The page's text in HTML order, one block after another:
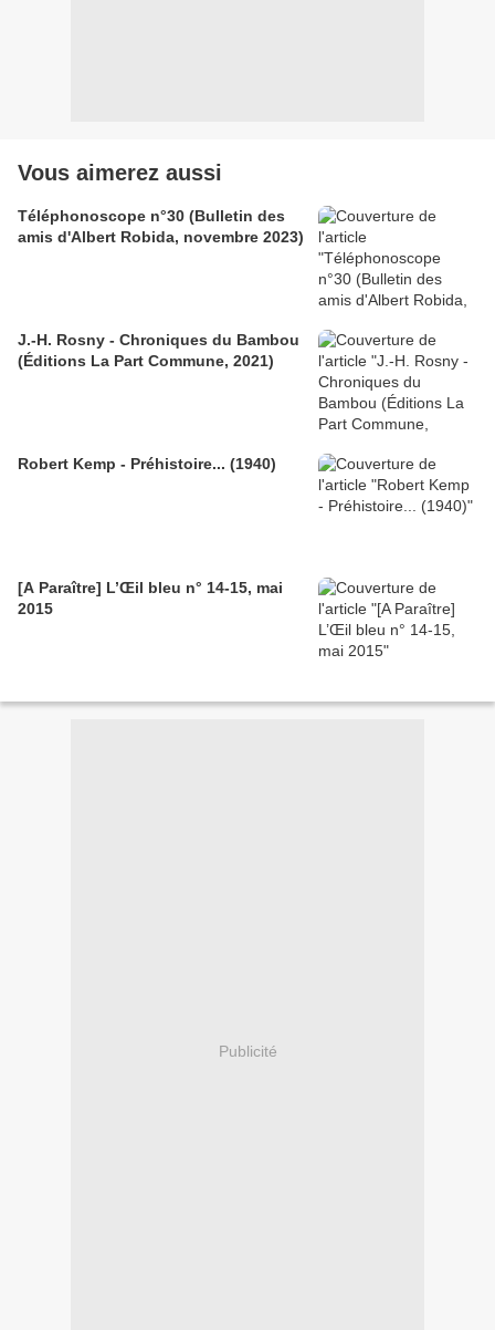
Vous aimerez aussi
Téléphonoscope n°30 (Bulletin des
amis d'Albert Robida, novembre 2023)
J.-H. Rosny - Chroniques du Bambou
(Éditions La Part Commune, 2021)
Robert Kemp - Préhistoire... (1940)
[A Paraître] L’Œil bleu n° 14-15, mai
2015
Publicité